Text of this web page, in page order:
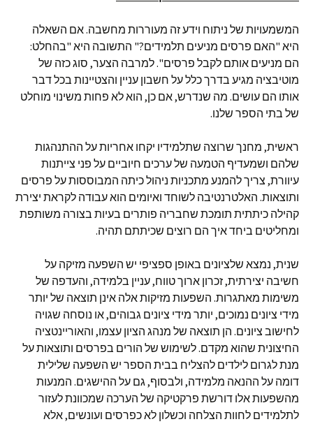
המשמעויות של ניתוח וידע זה מעוררות מחשבה. אם השאלה
היא "האם פרסים מניעים תלמידים?" התשובה היא "בהחלט:
הם מניעים אותם לקבל פרסים". למרבה הצער, סוג כזה של
מוטיבציה מגיע בדרך כלל על חשבון עניין והצטיינות בכל דבר
אותו הם עושים. מה שנדרש, אם כן, הוא לא פחות משינוי מוחלט
של בתי הספר שלנו.
ראשית, מחנך שרוצה שתלמידיו יקחו אחריות על ההתנהגות
שלהם ושמעדיף הטמעה של ערכים חיוביים על פני צייתנות
עיוורת, צריך להמנע מתכניות ניהול כיתה המבוססות על פרסים
ותוצאות. האלטרנטיבה לשוחד ואיומים הוא עבודה לקראת יצירת
קהילה כיתתית תומכת שחבריה פותרים בעיות בצורה משותפת
ומחליטים ביחד איך הם רוצים שכיתתם תהיה.
שנית, נמצא שלציונים באופן ספציפי יש השפעה מזיקה על
חשיבה יצירתית, זכרון ארוך טווח, עניין בלמידה, והעדפה של
משימות מאתגרות. השפעות מזיקות אלה אינן תוצאה של יותר
מידי ציונים נמוכים, יותר מידי ציונים גבוהים, או נוסחה שגויה
לחישוב ציונים. הן תוצאה של מנהג הציון עצמו, והאוריינטציה
החיצונית שהוא מקדם. לשימוש של הורים בפרסים ותוצאות על
מנת לגרום לילדים להצליח בבית הספר יש השפעה שלילית
דומה על ההנאה מלמידה, ולבסוף, גם על ההישגים. המנעות
מהשפעות אלו דורשת פרקטיקה של הערכה שמכוונת לעזור
לתלמידים לחוות הצלחה וכשלון לא כפרסים ועונשים, אלא